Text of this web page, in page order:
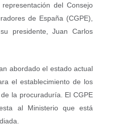
del Consejo
de España (CGPE),
presidente, Juan Carlos
abordado el estado actual
el establecimiento de los
la procuraduría. El CGPE
al Ministerio que está